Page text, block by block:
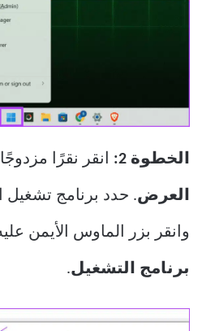
الخطوة 2: انقر نقرًا
العرض. حدد برنامج
وانقر بزر الماوس الأيمن
برنامج التشغيل.